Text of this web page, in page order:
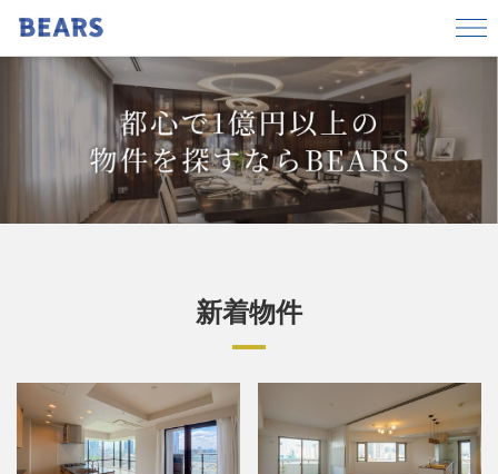
都心で1億円以上の
物件を探すならBEARS
新着物件
港区
渋谷区
千代田区
中央区
文京区
新宿区
品川区
東京都渋谷区
港区白金台3丁目
価格
間取り
1R/1K
1DK/1LDK